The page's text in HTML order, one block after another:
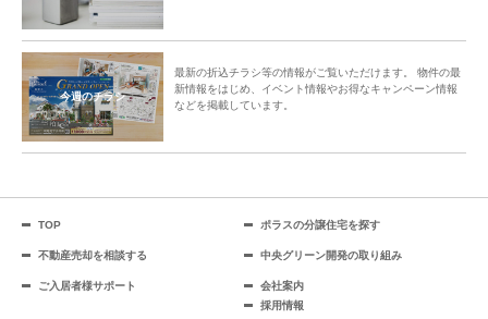
今週のチラシ
最新の折込チラシ等の情報がご覧いただけます。 物件の最
新情報をはじめ、イベント情報やお得なキャンペーン情報
などを掲載しています。
TOP ポラスの分譲住宅を探す
不動産売却を相談する 中央グリーン開発の取り組み
ご入居者様サポート
会社案内
採用情報